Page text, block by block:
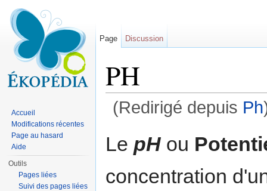
PH
(Redirigé depuis Ph
Le pH ou
concentration
Page Discussion
Accueil
Modifications récentes
Page au hasard
Aide
Outils
Pages liées
Suivi des pages liées